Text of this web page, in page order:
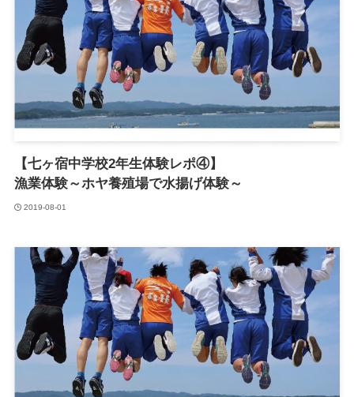
【七ヶ宿中学校2年生体験レポ④】
漁業体験～ホヤ養殖場で水揚げ体験～
2019-08-01